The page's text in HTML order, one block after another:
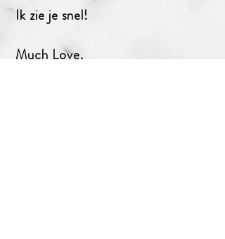
Ik zie je snel!
Much Love,